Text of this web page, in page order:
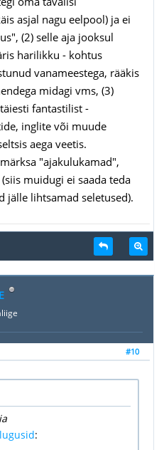
asjal nagu eelpool) ja ei
(2) selle aja jooksul
harilikku - kohtus
vanameestega, rääkis
midagi vms, (3)
fantastilist -
inglite või muude
aega veetis.
"ajakulukamad",
muidugi ei saada teda
jälle lihtsamad seletused).
#10
: